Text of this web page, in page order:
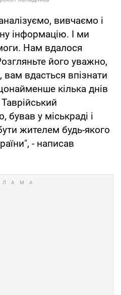
вивчаємо і
інформацію. І ми
Нам вдалося
його уважно,
вдасться впізнати
кілька днів
у міськраді і
жителем будь-якого
- написав